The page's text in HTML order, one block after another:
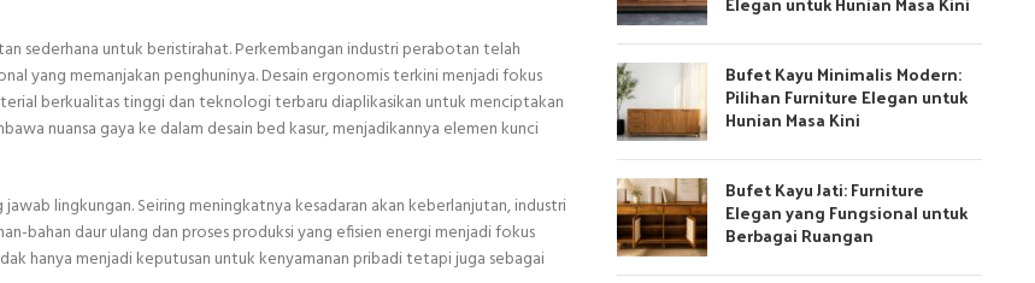
sederhana untuk beristirahat. Perkembangan industri perabotan telah
yang memanjakan penghuninya. Desain ergonomis terkini menjadi fokus
berkualitas tinggi dan teknologi terbaru diaplikasikan untuk menciptakan
nuansa gaya ke dalam desain bed kasur, menjadikannya elemen kunci
lingkungan. Seiring meningkatnya kesadaran akan keberlanjutan, industri
bahan daur ulang dan proses produksi yang efisien energi menjadi fokus
hanya menjadi keputusan untuk kenyamanan pribadi tetapi juga sebagai
Bufet Kayu Minimalis Modern:
Pilihan Furniture Elegan untuk
Hunian Masa Kini
Bufet Kayu Jati: Furniture
Elegan yang Fungsional untuk
Berbagai Ruangan